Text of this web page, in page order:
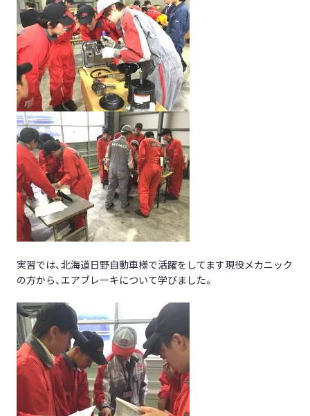
実習では、北海道日野自動車様で活躍をしてます現役メカニック
の方から、エアブレーキについて学びました。